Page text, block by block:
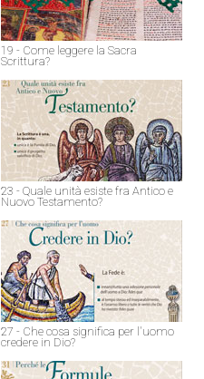
19 - Come leggere la Sacra
Scrittura?
23 - Quale unità esiste fra Antico e
Nuovo Testamento?
27 - Che cosa significa per l'uomo
credere in Dio?